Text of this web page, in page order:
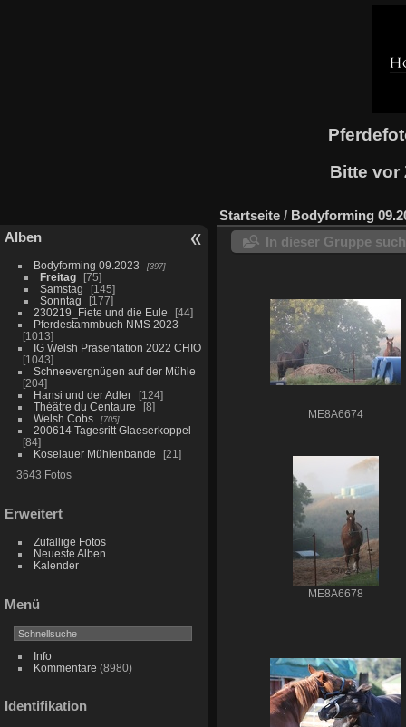
Bitte vor
Alben
Bodyforming 09.2023 397
Freitag
75
Samstag
145
Sonntag
177
230219_Fiete und die Eule
44
Pferdestammbuch NMS 2023
1013
IG Welsh Präsentation 2022 CHIO
1043
Schneevergnügen auf der Mühle
204
Hansi und der Adler
124
Théâtre du Centaure
8
Welsh Cobs
705
200614 Tagesritt Glaeserkoppel
84
Koselauer Mühlenbande
21
3643 Fotos
Erweitert
Zufällige Fotos
Neueste Alben
Kalender
Menü
Info
Kommentare (8980)
Identifikation
Startseite / Bodyforming
In dieser Gruppe
ME8A6674
ME8A6678